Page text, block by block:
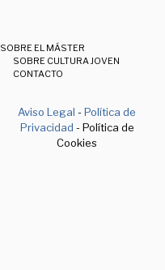
SOBRE EL MÁSTER
SOBRE CULTURA JOVEN
CONTACTO
Aviso Legal -Política de
Privacidad - Política de
Cookies